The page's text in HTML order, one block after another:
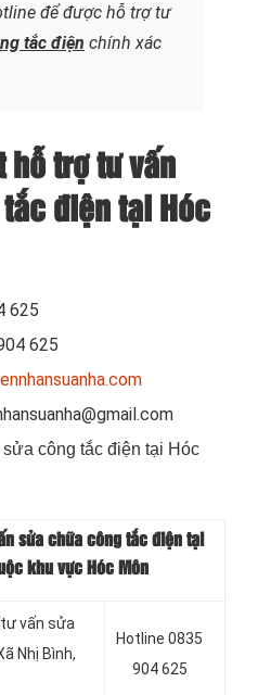
để được hỗ trợ tư
tắc điện chính xác
hỗ trợ tư vấn
điện tại Hóc
625
625
công tắc điện tại Hóc
sửa chữa công tắc điện tại
khu vực Hóc Môn
vấn sửa
Nhị Bình,
Hotline 0835
904 625